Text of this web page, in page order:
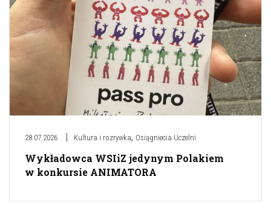
28.07.2026 Kultura i rozrywka, Osiągniecia Uczelni
Wykładowca WSIiZ jedynym Polakiem
w konkursie ANIMATORA